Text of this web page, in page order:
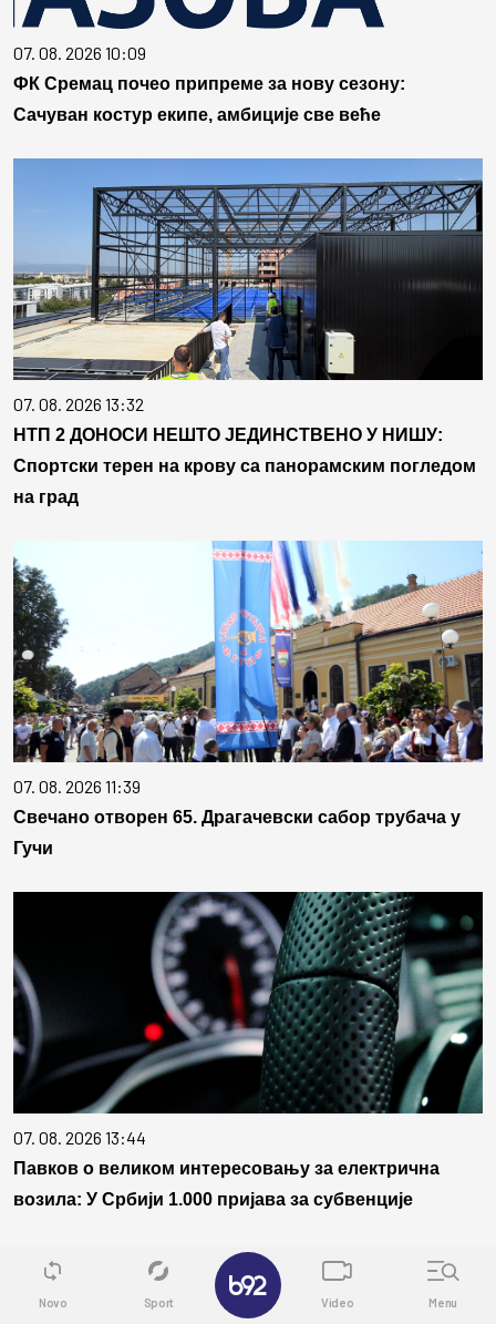
07. 08. 2026 10:09
ФК Сремац почео припреме за нову сезону:
Сачуван костур екипе, амбиције све веће
07. 08. 2026 13:32
НТП 2 ДОНОСИ НЕШТО ЈЕДИНСТВЕНО У НИШУ:
Спортски терен на крову са панорамским погледом
на град
07. 08. 2026 11:39
Свечано отворен 65. Драгачевски сабор трубача у
Гучи
07. 08. 2026 13:44
Павков о великом интересовању за електрична
возила: У Србији 1.000 пријава за субвенције
Povezane vesti
Novo Sport Video Menu
✕